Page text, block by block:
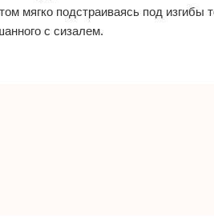
мягко подстраиваясь под изгибы
с сизалем.